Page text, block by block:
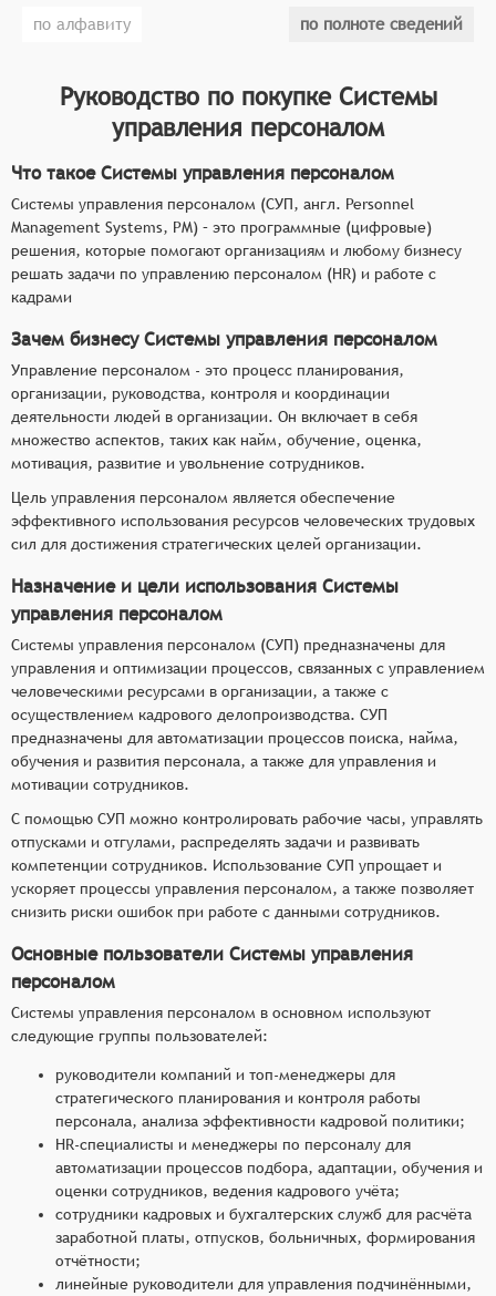
должна обеспечивать сохранение, обновление
и анализ информации о сотрудниках компании,
работы, оценки производительности и т.д.
Планирование и анализ потребностей в
персонале: система должна помочь компании
проводить анализ и прогнозирование
потребностей в персонале, разрабатывать
планы найма и увольнения, а также управлять
затратами на персонал.
Найм и подбор персонала: система должна
соответствии с требованиями, проводить
обеспечивать взаимодействие с внешними
рекрутерами.
Обучение и развитие персонала: система
должна помочь компании разрабатывать и
реализовывать программы обучения и развития
персонала, а также отслеживать и оценивать
эффективность этих программ.
обеспечивать проведение оценки
производительности сотрудников,
анализировать результаты и использовать их
для принятия решений по награждению,
повышению зарплаты или реорганизации
персонала.
Управление вознаграждением: система должна
обеспечивать разработку и реализацию
программ компенсации и вознаграждения, учет
рабочего времени и отпусков, а также
взаимодействие с отделом бухгалтерии.
Управление кадровыми документами: система
должна позволять формировать основные
кадровые документы, осуществлять обмен
между компанией и сотрудниками.
обеспечивать генерацию отчётов и анализ
результатов управления персоналом,
например, по эффективности работы,
затратам, уровню удовлетворенности
сотрудников и иным аспектам.
по алфавиту по полноте сведений
Руководство по покупке Системы
управления персоналом
Что такое Системы управления персоналом
Системы управления персоналом (СУП, англ. Personnel
Management Systems, PM) – это программные (цифровые)
решения, которые помогают организациям и любому бизнесу
решать задачи по управлению персоналом (HR) и работе с
кадрами
Зачем бизнесу Системы управления персоналом
Управление персоналом - это процесс планирования,
организации, руководства, контроля и координации
деятельности людей в организации. Он включает в себя
множество аспектов, таких как найм, обучение, оценка,
мотивация, развитие и увольнение сотрудников.
Цель управления персоналом является обеспечение
эффективного использования ресурсов человеческих трудовых
сил для достижения стратегических целей организации.
Назначение и цели использования Системы
управления персоналом
Системы управления персоналом (СУП) предназначены для
управления и оптимизации процессов, связанных с управлением
человеческими ресурсами в организации, а также с
осуществлением кадрового делопроизводства. СУП
предназначены для автоматизации процессов поиска, найма,
обучения и развития персонала, а также для управления и
мотивации сотрудников.
С помощью СУП можно контролировать рабочие часы, управлять
отпусками и отгулами, распределять задачи и развивать
компетенции сотрудников. Использование СУП упрощает и
ускоряет процессы управления персоналом, а также позволяет
снизить риски ошибок при работе с данными сотрудников.
Основные пользователи Системы управления
персоналом
Системы управления персоналом в основном используют
следующие группы пользователей:
руководители компаний и топ-менеджеры для
стратегического планирования и контроля работы
персонала, анализа эффективности кадровой политики;
HR-специалисты и менеджеры по персоналу для
автоматизации процессов подбора, адаптации, обучения и
оценки сотрудников, ведения кадрового учёта;
сотрудники кадровых и бухгалтерских служб для расчёта
заработной платы, отпусков, больничных, формирования
отчётности;
линейные руководители для управления подчинёнными,